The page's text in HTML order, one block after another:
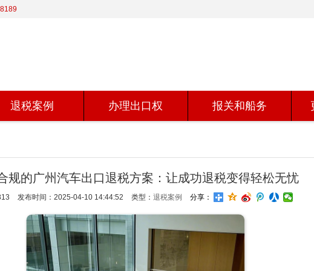
退税案例 办理出口权 报关和船务
规的广州汽车出口退税方案：让成功退税变得轻松无忧
发布时间：2025-04-10 14:44:52 类型： 退税案例 分享：